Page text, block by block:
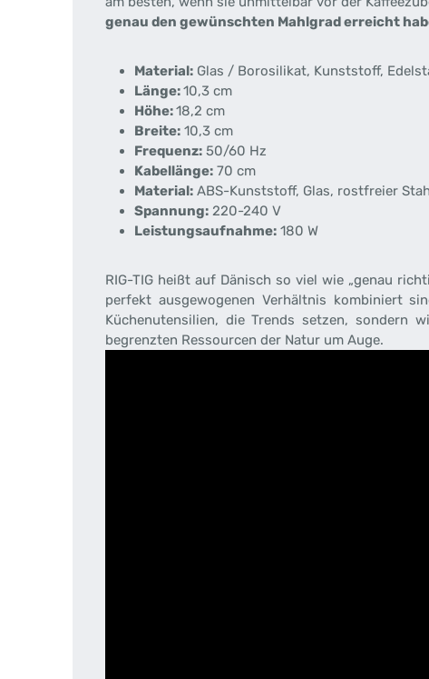
genau den gewünschten Mahlgrad erreicht
Material: Glas / Borosilikat, Kunststoff,
Länge:10,3 cm
Höhe:18,2 cm
Breite: 10,3 cm
Frequenz: 50/60 Hz
Kabellänge: 70 cm
Material: ABS-Kunststoff, Glas, rostfreier
Spannung: 220-240 V
Leistungsaufnahme: 180 W
RIG-TIG heißt auf Dänisch so viel wie „genau
perfekt ausgewogenen Verhältnis kombiniert
Küchenutensilien, die Trends setzen,
begrenzten Ressourcen der Natur um Auge.